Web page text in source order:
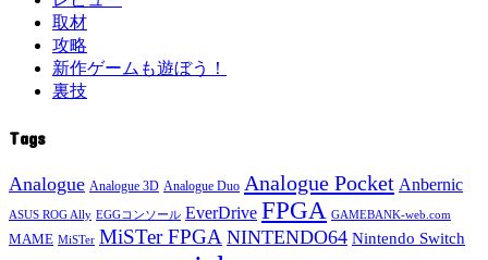
取材
攻略
新作ゲームも遊ぼう！
裏技
Tags
Analogue Analogue 3D Analogue Duo Analogue Pocket Anbernic
ASUS ROG Ally EGGコンソール EverDrive FPGA GAMEBANK-web.com
MAME MiSTer MiSTer FPGA NINTENDO64 Nintendo Switch